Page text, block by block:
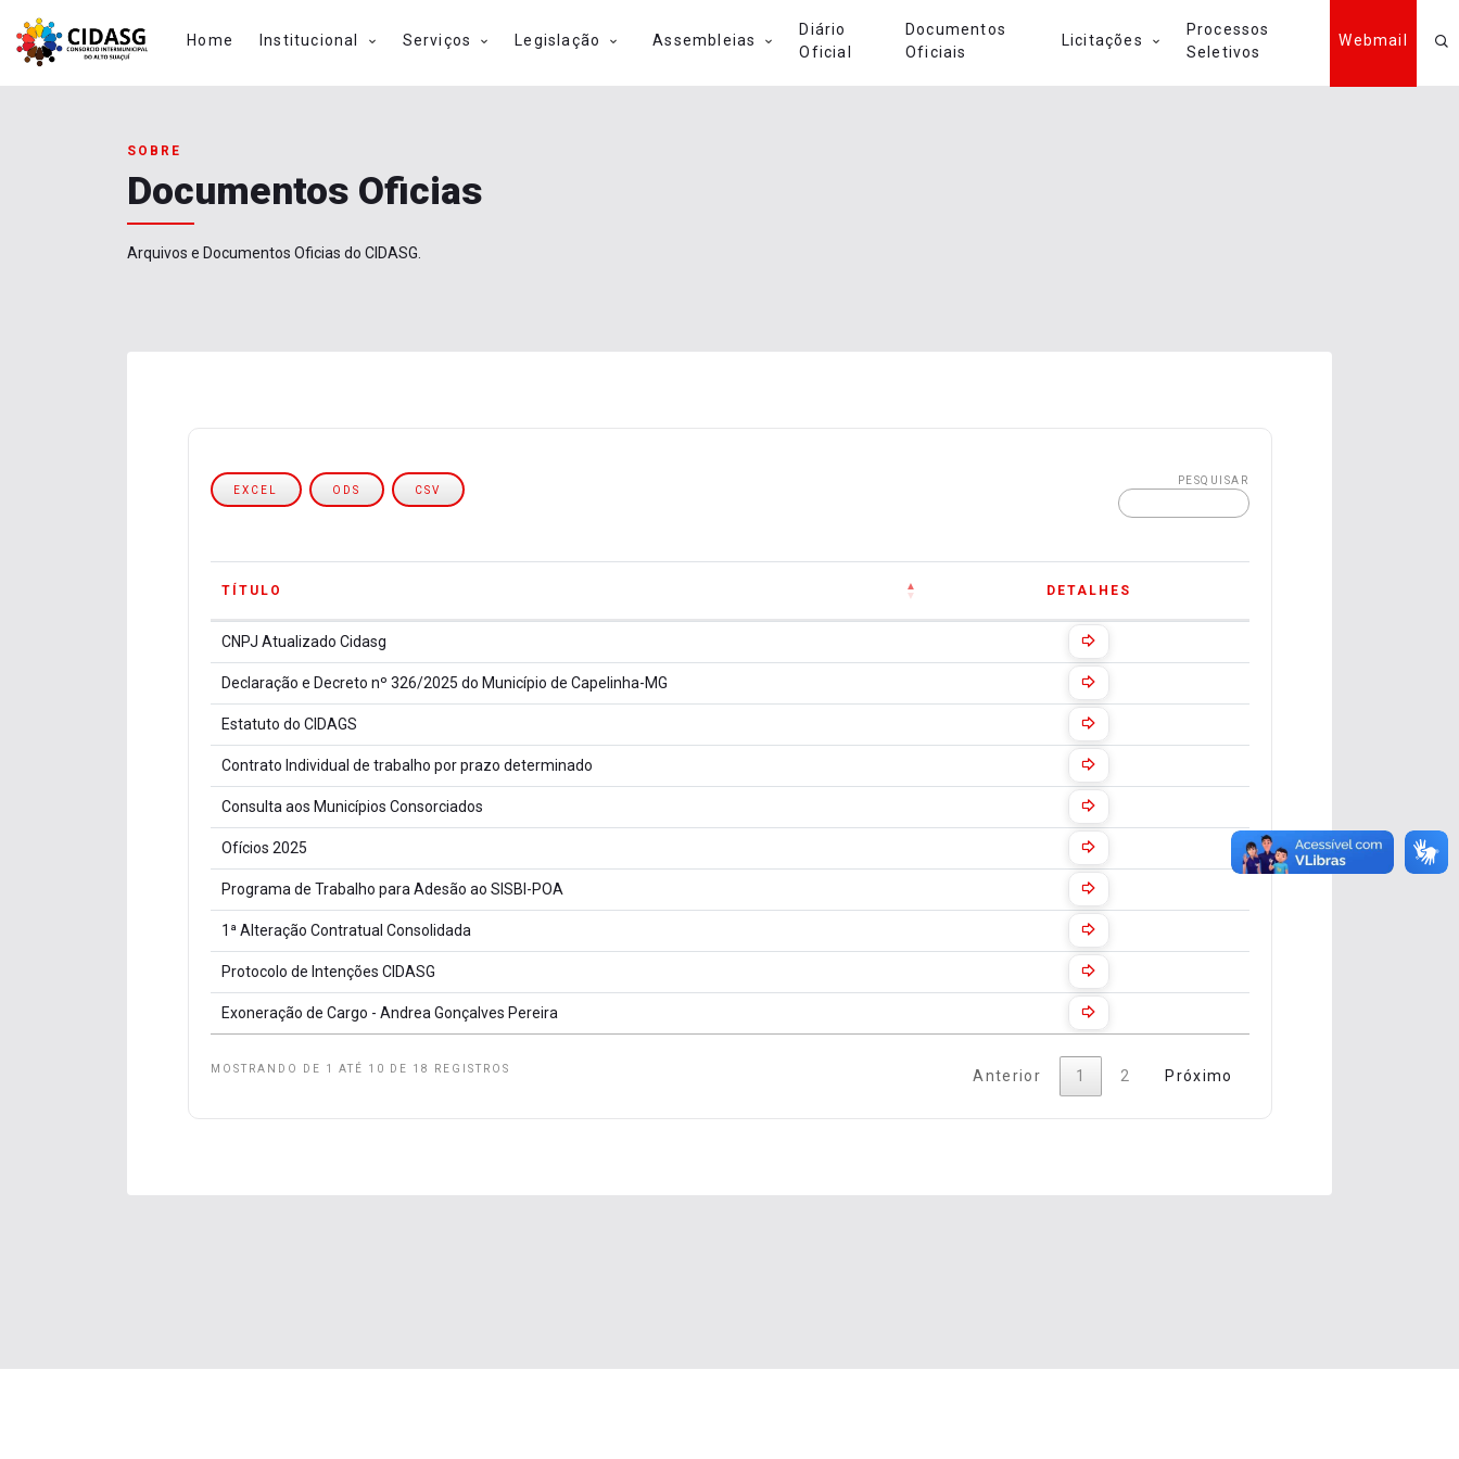
Home Institucional Serviços Legislação Assembleias
Diário
Oficial
Documentos
Oficiais
Licitações
Processos
Seletivos
Webmail
SOBRE
Documentos Oficias
Arquivos e Documentos Oficias do CIDASG.
EXCEL ODS CSV
PESQUISAR
TÍTULO DETALHES
DETALHES
CNPJ Atualizado Cidasg
Declaração e Decreto nº 326/2025 do Município de Capelinha-MG
Estatuto do CIDAGS
Contrato Individual de trabalho por prazo determinado
Consulta aos Municípios Consorciados
Ofícios 2025
Programa de Trabalho para Adesão ao SISBI-POA
1ª Alteração Contratual Consolidada
Protocolo de Intenções CIDASG
Exoneração de Cargo - Andrea Gonçalves Pereira
MOSTRANDO DE 1 ATÉ 10 DE 18 REGISTROS Anterior 1 2 Próximo